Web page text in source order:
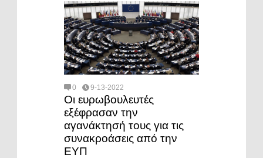
0 9-13-2022
Οι ευρωβουλευτές
εξέφρασαν την
αγανάκτησή τους για τις
συνακροάσεις από την
ΕΥΠ